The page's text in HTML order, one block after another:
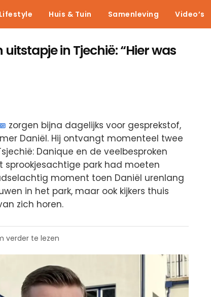
Lifestyle Huis & Tuin Samenleving Video’s
in Tjechië: “Hier was
zorgen bijna dagelijks voor gesprekstof,
Daniël. Hij ontvangt momenteel twee
Danique en de veelbesproken
sprookjesachtige park had moeten
moment toen Daniël urenlang
in het park, maar ook kijkers thuis
zich horen.
verder te lezen